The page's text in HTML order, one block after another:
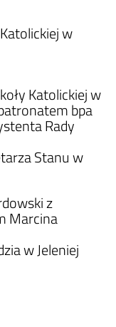
w
Katolickiej w
bpa
Rady
Stanu w
z
Marcina
w Jeleniej